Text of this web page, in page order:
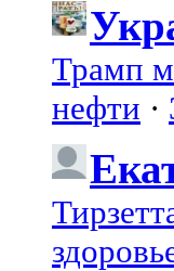
Трамп
нефти ·